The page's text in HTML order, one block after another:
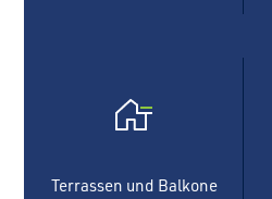
Terrassen und Balkone